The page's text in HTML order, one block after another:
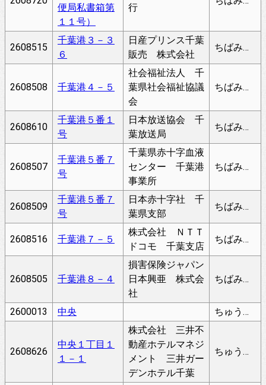
便局私書箱第
１１号）
行
2608515
千葉港３－３
６
日産プリンス千葉
販売 株式会社
ちばみなと
2608508 千葉港４－５
社会福祉法人 千
葉県社会福祉協議
会
ちばみなと
2608610
千葉港５番１
号
日本放送協会 千
葉放送局
ちばみなと
2608507
千葉港５番７
号
千葉県赤十字血液
センター 千葉港
事業所
ちばみなと
2608509
千葉港５番７
号
日本赤十字社 千
葉県支部
ちばみなと
2608516 千葉港７－５
株式会社 ＮＴＴ
ドコモ 千葉支店
ちばみなと
2608505 千葉港８－４
損害保険ジャパン
日本興亜 株式会
社
ちばみなと
2600013 中央 ちゅうおう
2608626
中央１丁目１
１－１
株式会社 三井不
動産ホテルマネジ
メント 三井ガー
デンホテル千葉
ちゅうおう